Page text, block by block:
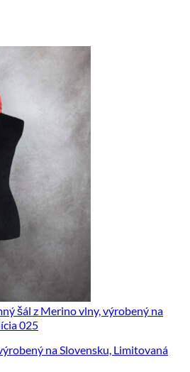
na Slovensku, Limitovaná